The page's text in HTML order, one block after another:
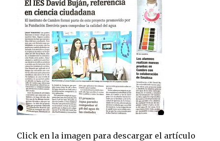
Click en la imagen para descargar el artículo